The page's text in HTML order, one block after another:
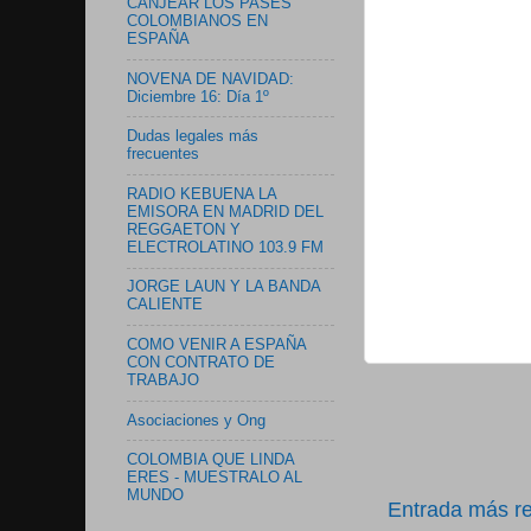
Entrada más
CANJEAR LOS PASES
COLOMBIANOS EN
ESPAÑA
NOVENA DE NAVIDAD:
Diciembre 16: Día 1º
Dudas legales más
frecuentes
RADIO KEBUENA LA
EMISORA EN MADRID DEL
REGGAETON Y
ELECTROLATINO 103.9 FM
JORGE LAUN Y LA BANDA
CALIENTE
COMO VENIR A ESPAÑA
CON CONTRATO DE
TRABAJO
Asociaciones y Ong
COLOMBIA QUE LINDA
ERES - MUESTRALO AL
MUNDO